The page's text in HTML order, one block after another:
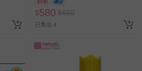
89折
$580 $650
已售出 4